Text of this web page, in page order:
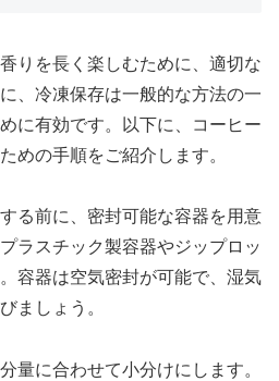
りを長く楽しむために、適切な
、冷凍保存は一般的な方法の一
に有効です。以下に、コーヒー
めの手順をご紹介します。
る前に、密封可能な容器を用意
ラスチック製容器やジップロッ
容器は空気密封が可能で、湿気
ましょう。
量に合わせて小分けにします。